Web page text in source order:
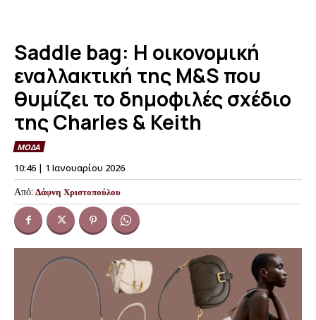
Saddle bag: Η οικονομική
εναλλακτική της M&S που
θυμίζει το δημοφιλές σχέδιο
της Charles & Keith
ΜΟΔΑ
10:46 | 1 Ιανουαρίου 2026
Από: Δάφνη Χριστοπούλου